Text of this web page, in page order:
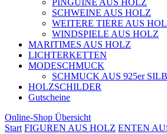
PINGUINE AUS HOLZ
SCHWEINE AUS HOLZ
WEITERE TIERE AUS
WINDSPIELE AUS HOLZ
MARITIMES AUS HOLZ
LICHTERKETTEN
MODESCHMUCK
SCHMUCK AUS 925er
HOLZSCHILDER
Gutscheine
Online-Shop Übersicht
Start FIGUREN AUS HOLZ ENTEN